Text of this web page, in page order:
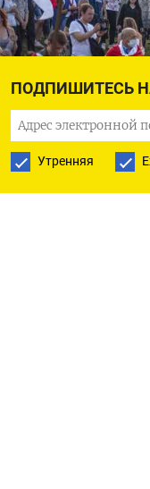
ПОДПИШИТЕСЬ
Утренняя
Многие представители
Беларуси участвовали в